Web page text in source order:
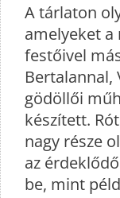
A tárlaton
amelyeket a
festőivel
Bertalannal,
gödöllői
készített.
nagy része
az
be, mint